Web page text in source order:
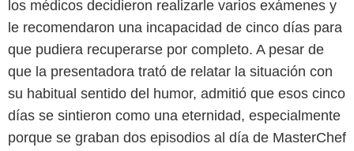
los médicos decidieron realizarle varios exámenes y
le recomendaron una incapacidad de cinco días para
que pudiera recuperarse por completo. A pesar de
que la presentadora trató de relatar la situación con
su habitual sentido del humor, admitió que esos cinco
días se sintieron como una eternidad, especialmente
porque se graban dos episodios al día de MasterChef